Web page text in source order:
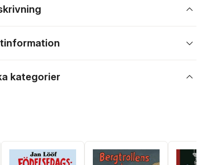
kategorier